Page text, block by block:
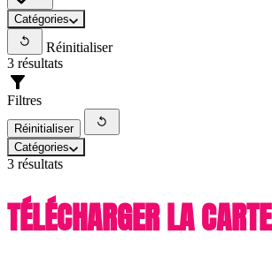
Catégories
Réinitialiser
3 résultats
Filtres
Réinitialiser
Catégories
3 résultats
TÉLÉCHARGER LA CARTE